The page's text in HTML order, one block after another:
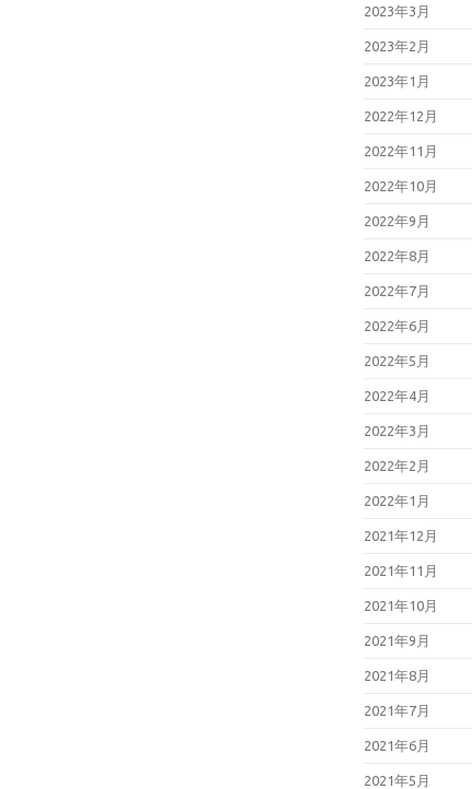
2023年3月
2023年2月
2023年1月
2022年12月
2022年11月
2022年10月
2022年9月
2022年8月
2022年7月
2022年6月
2022年5月
2022年4月
2022年3月
2022年2月
2022年1月
2021年12月
2021年11月
2021年10月
2021年9月
2021年8月
2021年7月
2021年6月
2021年5月